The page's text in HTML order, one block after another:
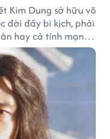
Kim Dung sở hữu võ
đời đầy bi kịch, phải
hay cả tính mạng,